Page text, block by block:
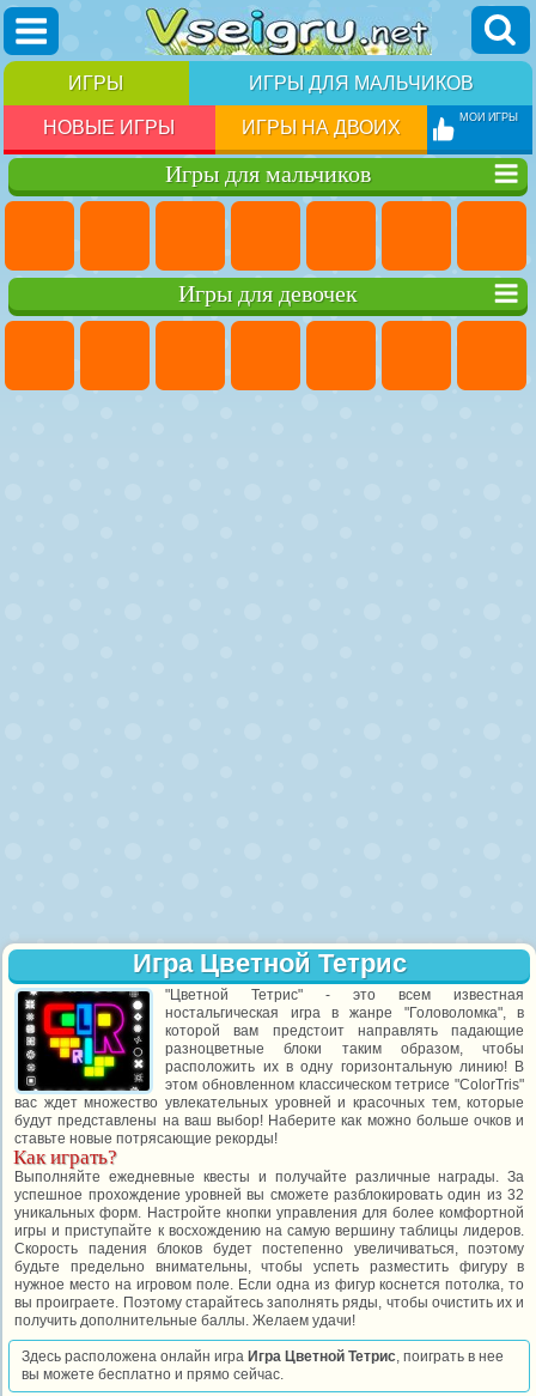
ИГРЫ ИГРЫ ДЛЯ МАЛЬЧИКОВ
НОВЫЕ ИГРЫ ИГРЫ НА ДВОИХ МОИ ИГРЫ
Игры для мальчиков
Игры для девочек
Игра Цветной Тетрис
"Цветной Тетрис" - это всем известная
ностальгическая игра в жанре "Головоломка", в
которой вам предстоит направлять падающие
разноцветные блоки таким образом, чтобы
расположить их в одну горизонтальную линию! В
этом обновленном классическом тетрисе "ColorTris"
вас ждет множество увлекательных уровней и красочных тем, которые
будут представлены на ваш выбор! Наберите как можно больше очков и
ставьте новые потрясающие рекорды!
Как играть?
Выполняйте ежедневные квесты и получайте различные награды. За
успешное прохождение уровней вы сможете разблокировать один из 32
уникальных форм. Настройте кнопки управления для более комфортной
игры и приступайте к восхождению на самую вершину таблицы лидеров.
Скорость падения блоков будет постепенно увеличиваться, поэтому
будьте предельно внимательны, чтобы успеть разместить фигуру в
нужное место на игровом поле. Если одна из фигур коснется потолка, то
вы проиграете. Поэтому старайтесь заполнять ряды, чтобы очистить их и
получить дополнительные баллы. Желаем удачи!
Здесь расположена онлайн игра Игра Цветной Тетрис, поиграть в нее
вы можете бесплатно и прямо сейчас.